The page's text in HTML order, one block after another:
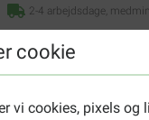
cookie
vi cookies, pixels og
2-4 arbejdsdage,
kattesnacker en
yderside og blødt